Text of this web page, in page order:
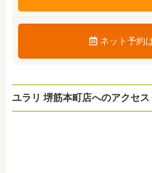
ネット予約
ユラリ 堺筋本町店へのアクセス